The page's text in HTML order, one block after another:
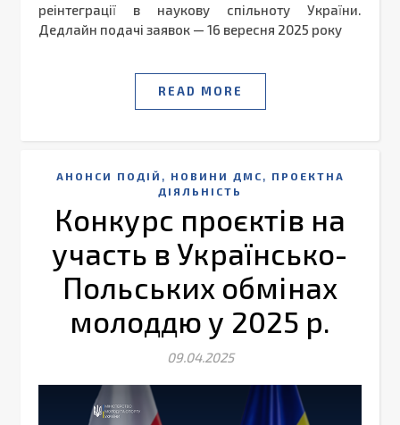
реінтеграції в наукову спільноту України.
Дедлайн подачі заявок — 16 вересня 2025 року
READ MORE
АНОНСИ ПОДІЙ , НОВИНИ ДМС , ПРОЕКТНА
ДІЯЛЬНІСТЬ
Конкурс проєктів на
участь в Українсько-
Польських обмінах
молоддю у 2025 р.
09.04.2025